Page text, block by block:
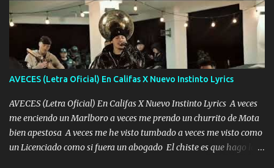
AVECES (Letra Oficial) En Califas X Nuevo Instinto Lyrics
AVECES (Letra Oficial) En Califas X Nuevo Instinto Lyrics A veces
me enciendo un Marlboro a veces me prendo un churrito de Mota
bien apestosa A veces me he visto tumbado a veces me visto como
un Licenciado como si fuera un abogado El chiste es que hago lo